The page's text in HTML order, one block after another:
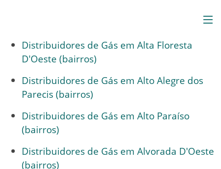
Distribuidores de Gás em Alta Floresta
D'Oeste (bairros)
Distribuidores de Gás em Alto Alegre dos
Parecis (bairros)
Distribuidores de Gás em Alto Paraíso
(bairros)
Distribuidores de Gás em Alvorada D'Oeste
(bairros)